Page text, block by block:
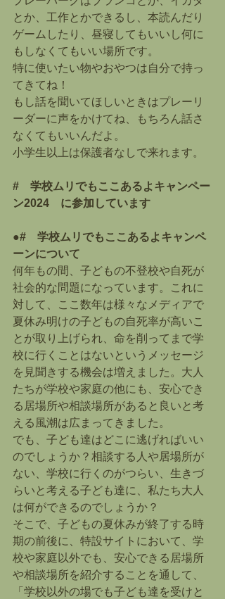
とか、工作とかできるし、本読んだり
ゲームしたり、昼寝してもいいし何に
もしなくてもいい場所です。
特に使いたい物やおやつは自分で持っ
てきてね！
もし話を聞いてほしいときはプレーリ
ーダーに声をかけてね、もちろん話さ
なくてもいいんだよ。
小学生以上は保護者なしで来れます。
#　学校ムリでもここあるよキャンペー
ン2024　に参加しています
●#　学校ムリでもここあるよキャンペ
ーンについて
何年もの間、子どもの不登校や自死が
社会的な問題になっています。これに
対して、ここ数年は様々なメディアで
夏休み明けの子どもの自死率が高いこ
とが取り上げられ、命を削ってまで学
校に行くことはないというメッセージ
を見聞きする機会は増えました。大人
たちが学校や家庭の他にも、安心でき
る居場所や相談場所があると良いと考
える風潮は広まってきました。
でも、子ども達はどこに逃げればいい
のでしょうか？相談する人や居場所が
ない、学校に行くのがつらい、生きづ
らいと考える子ども達に、私たち大人
は何ができるのでしょうか？
そこで、子どもの夏休みが終了する時
期の前後に、特設サイトにおいて、学
校や家庭以外でも、安心できる居場所
や相談場所を紹介することを通して、
「学校以外の場でも子ども達を受けと